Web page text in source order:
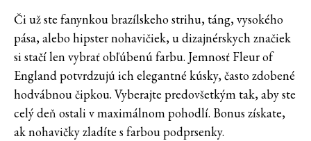
Či už ste fanynkou brazílskeho strihu, táng, vysokého
pása, alebo hipster nohavičiek, u dizajnérskych značiek
si stačí len vybrať obľúbenú farbu. Jemnosť Fleur of
England potvrdzujú ich elegantné kúsky, často zdobené
hodvábnou čipkou. Vyberajte predovšetkým tak, aby ste
celý deň ostali v maximálnom pohodlí. Bonus získate,
ak nohavičky zladíte s farbou podprsenky.